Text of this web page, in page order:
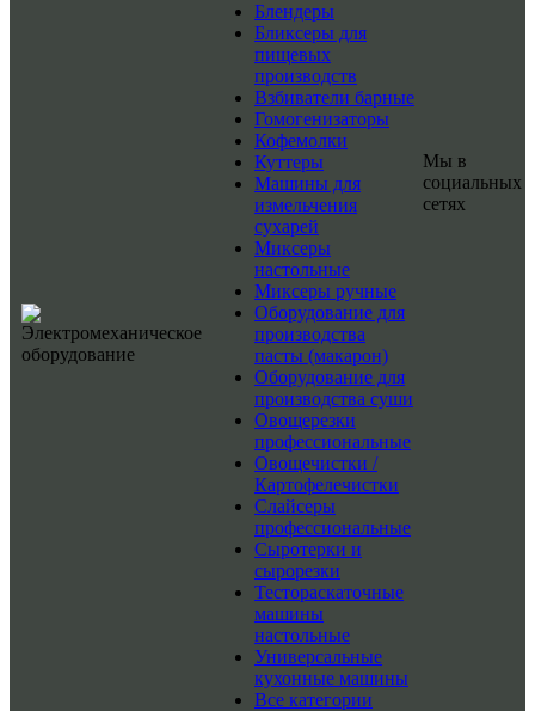
Блендеры
Бликсеры для
пищевых
производств
Взбиватели барные
Гомогенизаторы
Кофемолки
Куттеры
Машины для
измельчения
сухарей
Миксеры
настольные
Миксеры ручные
Оборудование для
производства
пасты (макарон)
Оборудование для
производства суши
Овощерезки
профессиональные
Овощечистки /
Картофелечистки
Слайсеры
профессиональные
Сыротерки и
сырорезки
Тестораскаточные
машины
настольные
Универсальные
кухонные машины
Все категории
Мы в
социальных
сетях